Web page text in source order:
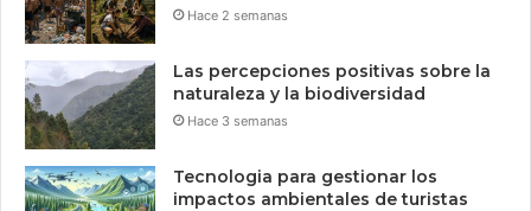
Hace 2 semanas
Las percepciones positivas sobre la
naturaleza y la biodiversidad
Hace 3 semanas
Tecnologia para gestionar los
impactos ambientales de turistas